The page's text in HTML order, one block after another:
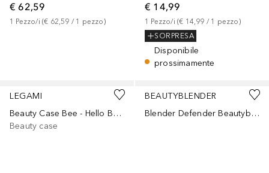
€ 62,59
1 Pezzo/i (€ 62,59 / 1 pezzo)
€ 14,99
1 Pezzo/i (€ 14,99 / 1 pezzo)
SORPRESA
Disponibile
prossimamente
LEGAMI
Beauty Case Bee - Hello Beauty
Beauty case
BEAUTYBLENDER
Blender Defender Beautyblender Protective Case